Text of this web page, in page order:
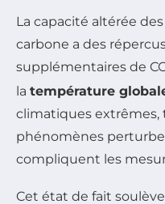
La capacité altérée
carbone a des
supplémentaires de
la température
climatiques extrêmes,
phénomènes
compliquent les
Cet état de fait